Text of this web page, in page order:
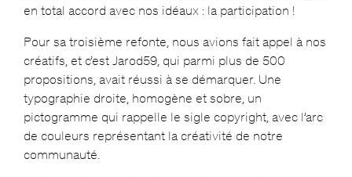
en total accord avec nos idéaux : la participation !
Pour sa troisième refonte, nous avions fait appel à nos
créatifs, et c’est Jarod59, qui parmi plus de 500
propositions, avait réussi à se démarquer. Une
typographie droite, homogène et sobre, un
pictogramme qui rappelle le sigle copyright, avec l’arc
de couleurs représentant la créativité de notre
communauté.